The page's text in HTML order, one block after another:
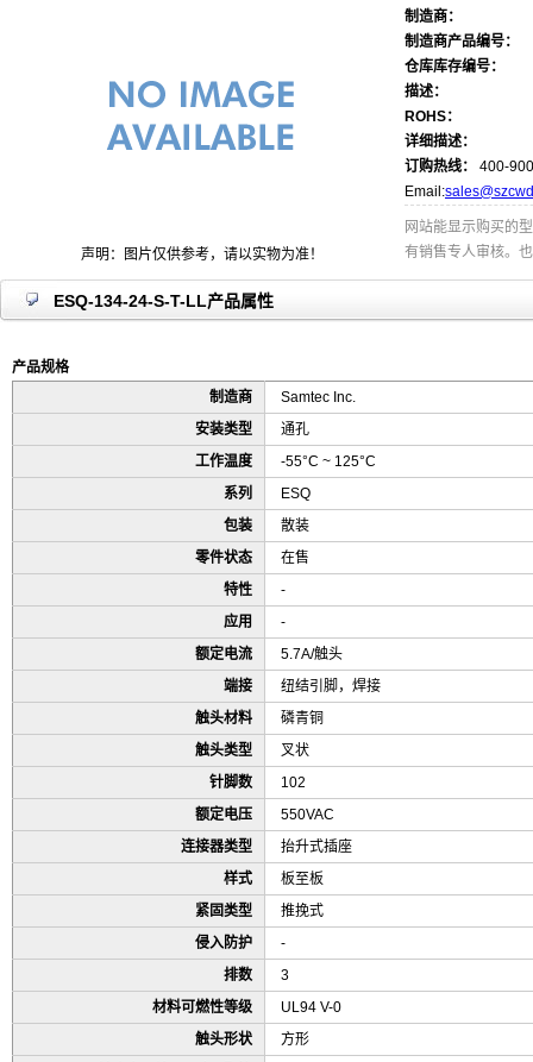
声明：图片仅供参考，请以实物为准！
制造商：
制造商产品编号：
仓库库存编号：
描述：
ROHS：
详细描述：
订购热线：
400-
Email:
网站能显示购买的
有销售专人审核。
ESQ-134-24-S-T-LL产品属性
产品规格
制造商
Samtec Inc.
安装类型
通孔
工作温度
-55°C ~ 125°C
系列
ESQ
包装
散装
零件状态
在售
特性
-
应用
-
额定电流
5.7A/触头
端接
纽结引脚，焊接
触头材料
磷青铜
触头类型
叉状
针脚数
102
额定电压
550VAC
连接器类型
抬升式插座
样式
板至板
紧固类型
推挽式
侵入防护
-
排数
3
材料可燃性等级
UL94 V-0
触头形状
方形